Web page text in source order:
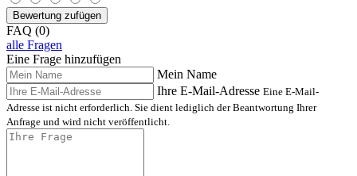
Bewertung zufügen
FAQ (0)
alle Fragen
Eine Frage hinzufügen
Mein Name
Ihre E-Mail-Adresse Eine E-Mail-
Adresse ist nicht erforderlich. Sie dient lediglich der Beantwortung Ihrer
Anfrage und wird nicht veröffentlicht.